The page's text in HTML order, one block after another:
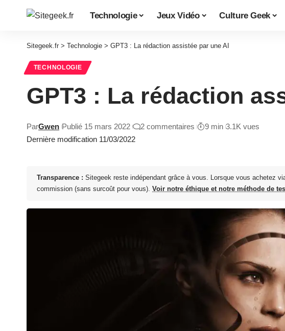
Technologie Jeux Vidéo Culture Geek
Sitegeek.fr > Technologie > GPT3 : La rédaction assistée par une AI
TECHNOLOGIE
GPT3 : La rédaction
Dernière modification 11/03/2022
ParGwen Publié 15 mars 2022 2 commentaires 9 min 3.1K vues
Transparence : Sitegeek reste indépendant grâce à vous. Lorsque vous achetez
commission (sans surcoût pour vous). Voir notre éthique et notre méthode de